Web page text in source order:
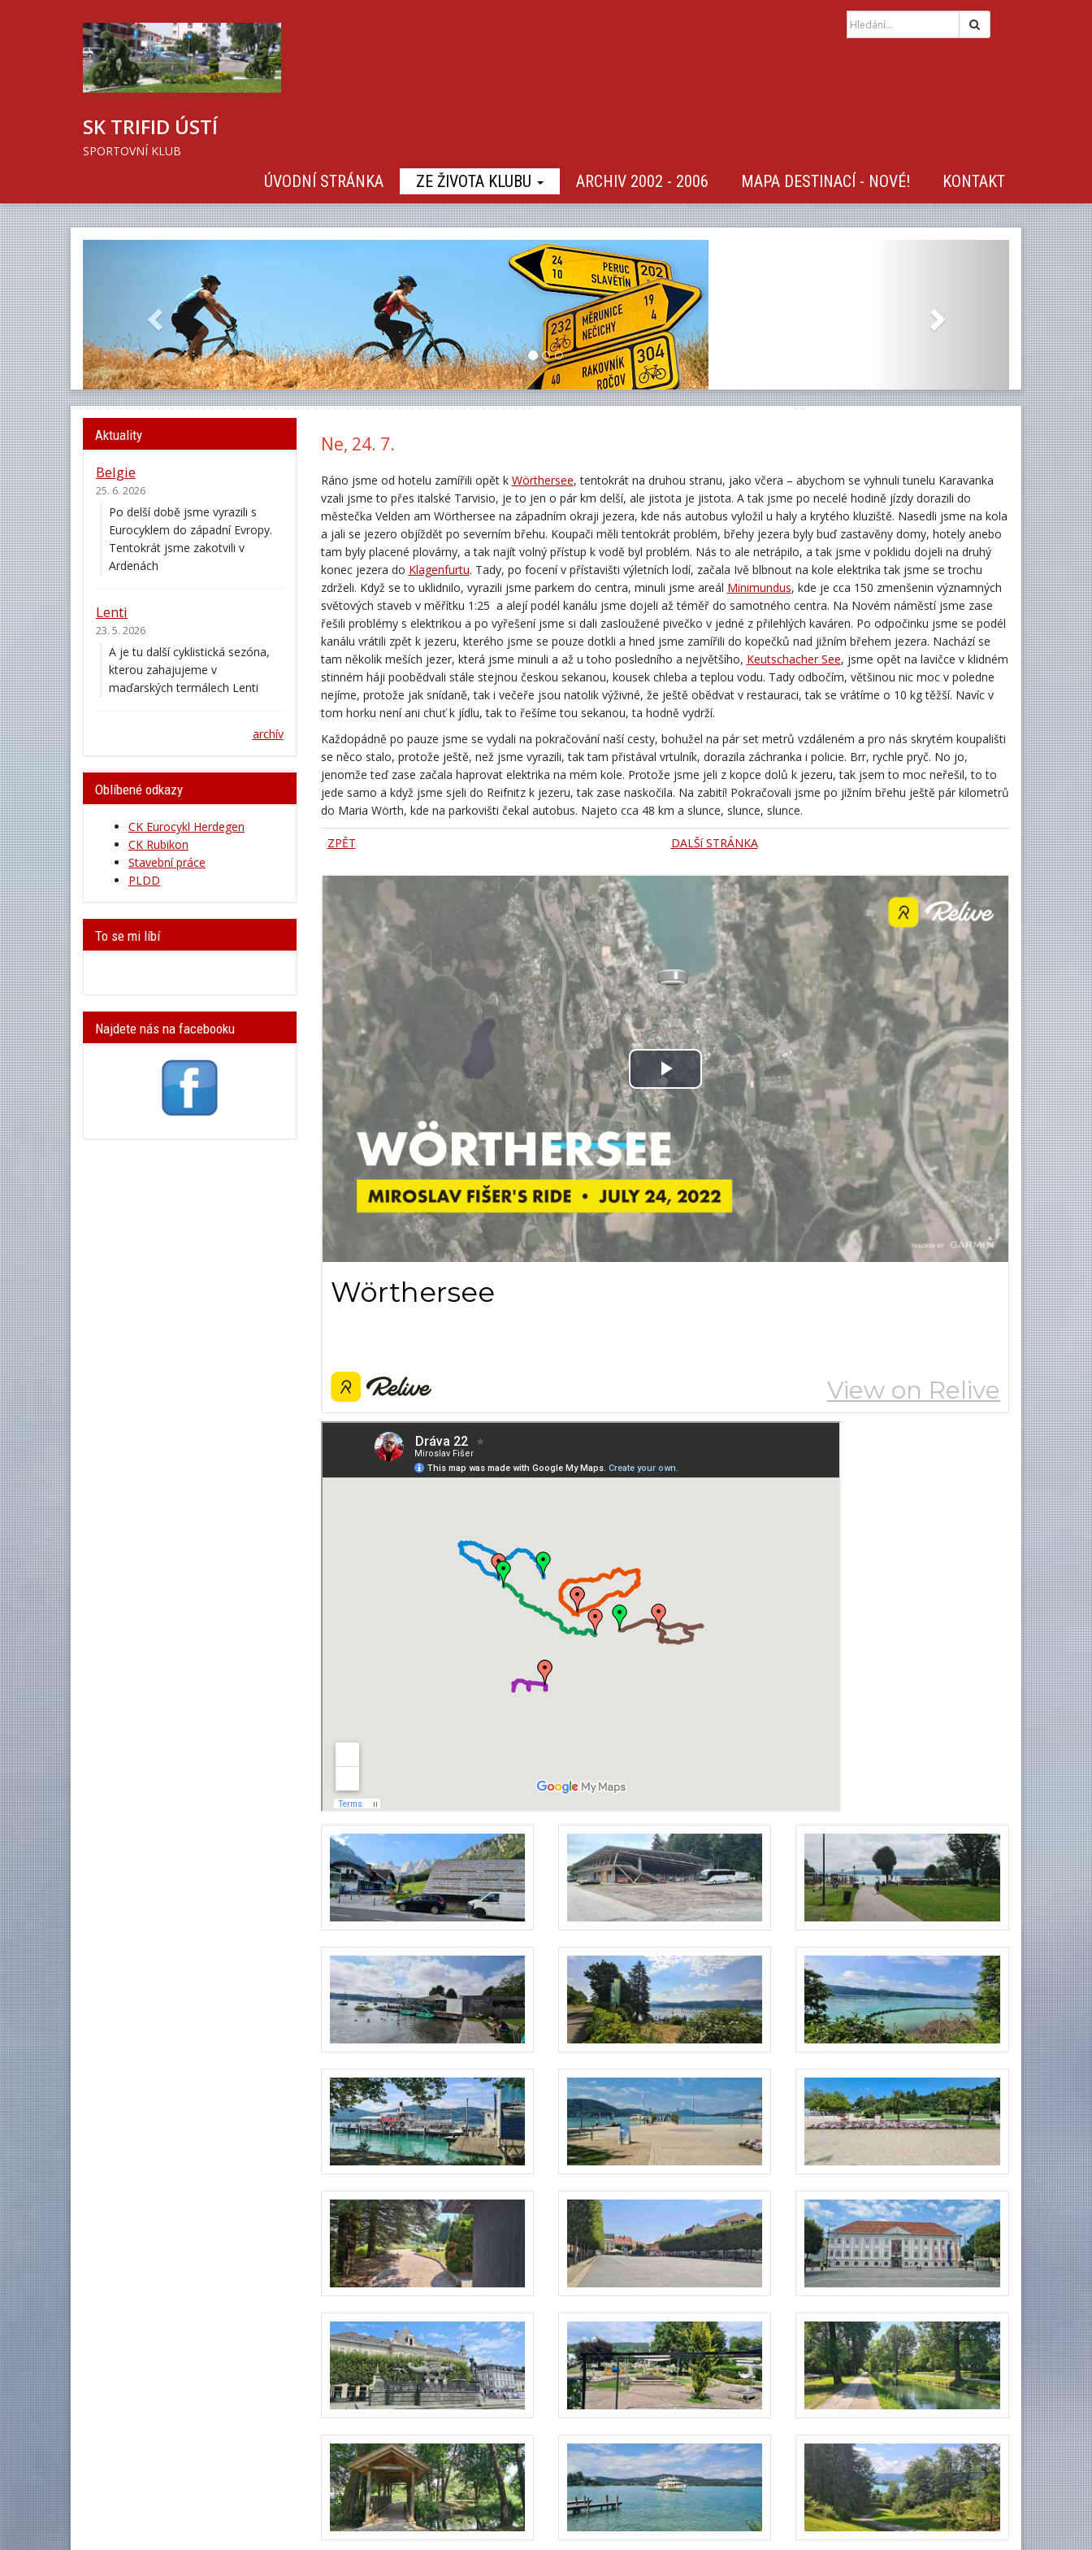
SK TRIFID ÚSTÍ
SPORTOVNÍ KLUB
ÚVODNÍ STRÁNKA ZE ŽIVOTA KLUBU ARCHIV 2002 - 2006 MAPA DESTINACÍ - NOVÉ! KONTAKT
Ne, 24. 7.
Ráno jsme od hotelu zamířili opět k Wörthersee, tentokrát na druhou stranu, jako včera – abychom se vyhnuli tunelu Karavanka
vzali jsme to přes italské Tarvisio, je to jen o pár km delší, ale jistota je jistota. A tak jsme po necelé hodině jízdy dorazili do
městečka Velden am Wörthersee na západním okraji jezera, kde nás autobus vyložil u haly a krytého kluziště. Nasedli jsme na kola
a jali se jezero objíždět po severním břehu. Koupači měli tentokrát problém, břehy jezera byly buď zastavěny domy, hotely anebo
tam byly placené plovárny, a tak najít volný přístup k vodě byl problém. Nás to ale netrápilo, a tak jsme v poklidu dojeli na druhý
konec jezera do Klagenfurtu. Tady, po focení v přístavišti výletních lodí, začala Ivě blbnout na kole elektrika tak jsme se trochu
zdrželi. Když se to uklidnilo, vyrazili jsme parkem do centra, minuli jsme areál Minimundus, kde je cca 150 zmenšenin významných
světových staveb v měřítku 1:25 a alejí podél kanálu jsme dojeli až téměř do samotného centra. Na Novém náměstí jsme zase
řešili problémy s elektrikou a po vyřešení jsme si dali zasloužené pivečko v jedné z přilehlých kaváren. Po odpočinku jsme se podél
kanálu vrátili zpět k jezeru, kterého jsme se pouze dotkli a hned jsme zamířili do kopečků nad jižním břehem jezera. Nachází se
tam několik meších jezer, která jsme minuli a až u toho posledního a největšího, Keutschacher See, jsme opět na lavičce v klidném
stinném háji poobědvali stále stejnou českou sekanou, kousek chleba a teplou vodu. Tady odbočím, většinou nic moc v poledne
nejíme, protože jak snídaně, tak i večeře jsou natolik výživné, že ještě obědvat v restauraci, tak se vrátíme o 10 kg těžší. Navíc v
tom horku není ani chuť k jídlu, tak to řešíme tou sekanou, ta hodně vydrží.
Každopádně po pauze jsme se vydali na pokračování naší cesty, bohužel na pár set metrů vzdáleném a pro nás skrytém koupališti
se něco stalo, protože ještě, než jsme vyrazili, tak tam přistával vrtulník, dorazila záchranka i policie. Brr, rychle pryč. No jo,
jenomže teď zase začala haprovat elektrika na mém kole. Protože jsme jeli z kopce dolů k jezeru, tak jsem to moc neřešil, to to
jede samo a když jsme sjeli do Reifnitz k jezeru, tak zase naskočila. Na zabití! Pokračovali jsme po jižním břehu ještě pár kilometrů
do Maria Wörth, kde na parkovišti čekal autobus. Najeto cca 48 km a slunce, slunce, slunce.
ZPĚT DALŠí STRÁNKA
Aktuality
Belgie
25. 6. 2026
Po delší době jsme vyrazili s
Eurocyklem do západní Evropy.
Tentokrát jsme zakotvili v
Ardenách
Lenti
23. 5. 2026
A je tu další cyklistická sezóna,
kterou zahajujeme v
maďarských termálech Lenti
archív
Oblíbené odkazy
CK Eurocykl Herdegen
CK Rubikon
Stavební práce
PLDD
To se mi líbí
Najdete nás na facebooku